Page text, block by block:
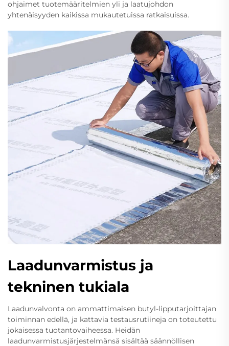
ohjaimet tuotemääritelmien yli ja laatujohdon
yhtenäisyyden kaikissa mukautetuissa ratkaisuissa.
Laadunvarmistus ja
tekninen tukiala
Laadunvalvonta on ammattimaisen butyl-lipputarjoittajan
toiminnan edellä, ja kattavia testausrutiineja on toteutettu
jokaisessa tuotantovaiheessa. Heidän
laadunvarmistusjärjestelmänsä sisältää säännöllisen